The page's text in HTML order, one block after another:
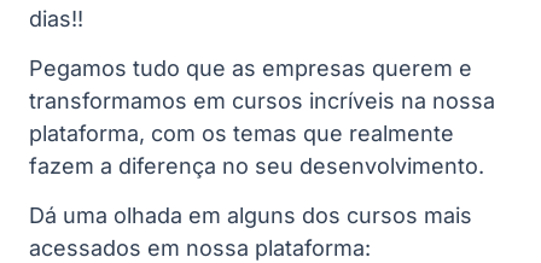
dias!!
Pegamos tudo que as empresas querem e
transformamos em cursos incríveis na nossa
plataforma, com os temas que realmente
fazem a diferença no seu desenvolvimento.
Dá uma olhada em alguns dos cursos mais
acessados em nossa plataforma: